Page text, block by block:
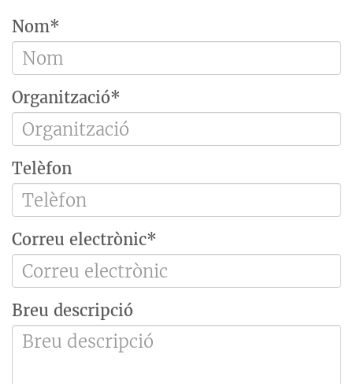
Nom*
Organització*
Telèfon
Correu electrònic*
Breu descripció